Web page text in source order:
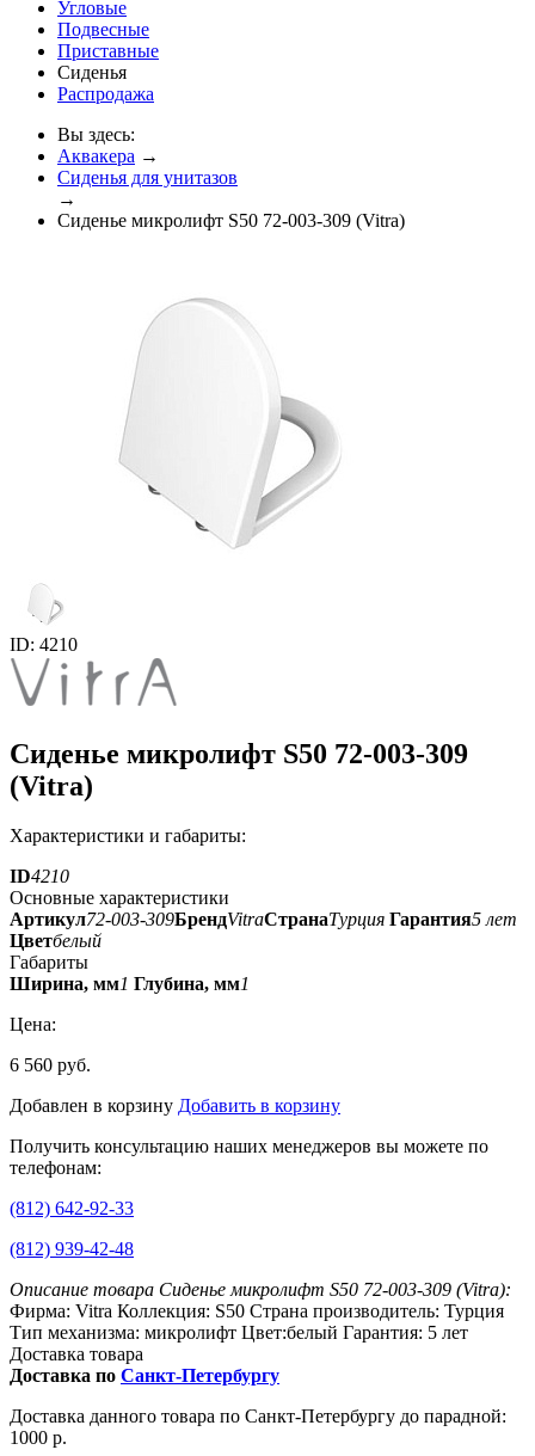
Угловые
Подвесные
Приставные
Сиденья
Распродажа
Вы здесь:
Аквакера →
Сиденья для унитазов
→
Сиденье микролифт S50 72-003-309 (Vitra)
ID: 4210
Сиденье микролифт S50 72-003-309
(Vitra)
Характеристики и габариты:
ID4210
Основные характеристики
Артикул72-003-309БрендVitraСтранаТурция Гарантия5 лет
Цветбелый
Габариты
Ширина, мм1 Глубина, мм1
Цена:
6 560 руб.
Добавлен в корзину Добавить в корзину
Получить консультацию наших менеджеров вы можете по
телефонам:
(812) 642-92-33
(812) 939-42-48
Описание товара Сиденье микролифт S50 72-003-309 (Vitra):
Фирма: Vitra Коллекция: S50 Страна производитель: Турция
Тип механизма: микролифт Цвет:белый Гарантия: 5 лет
Доставка товара
Доставка по Санкт-Петербургу
Доставка данного товара по Санкт-Петербургу до парадной:
1000 р.